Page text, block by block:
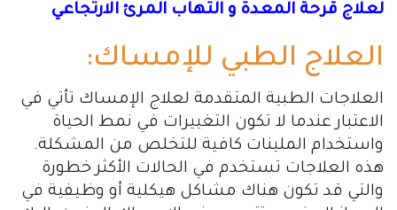
لعلاج قرحة المعدة و التهاب المرئ الارتجاعي
العلاج الطبي للإمساك:
العلاجات الطبية المتقدمة لعلاج الإمساك تأتي في
الاعتبار عندما لا تكون التغييرات في نمط الحياة
واستخدام الملينات كافية للتخلص من المشكلة.
هذه العلاجات تستخدم في الحالات الأكثر خطورة
والتي قد تكون هناك مشاكل هيكلية أو وظيفية في